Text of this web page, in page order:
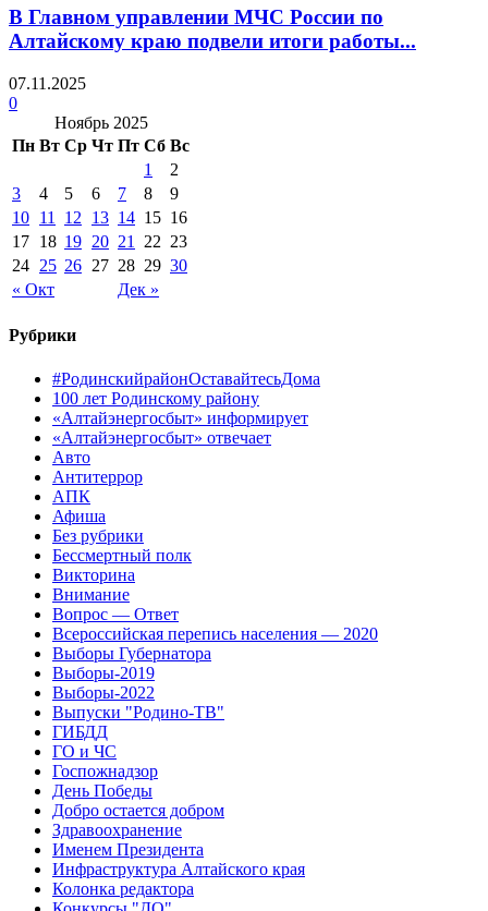
В Главном управлении МЧС России по
Алтайскому краю подвели итоги работы...
07.11.2025
0
Ноябрь 2025
Пн Вт Ср Чт Пт Сб Вс
« Окт Дек »
1
2
3
4 5 6 7 8
9
10 11 12 13 14 15 16
17 18 19 20 21 22 23
24 25 26 27 28 29 30
Рубрики
#РодинскийрайонОставайтесьДома
100 лет Родинскому району
«Алтайэнергосбыт» информирует
«Алтайэнергосбыт» отвечает
Авто
Антитеррор
АПК
Афиша
Без рубрики
Бессмертный полк
Викторина
Внимание
Вопрос — Ответ
Всероссийская перепись населения — 2020
Выборы Губернатора
Выборы-2019
Выборы-2022
Выпуски "Родино-ТВ"
ГИБДД
ГО и ЧС
Госпожнадзор
День Победы
Добро остается добром
Здравоохранение
Именем Президента
Инфраструктура Алтайского края
Колонка редактора